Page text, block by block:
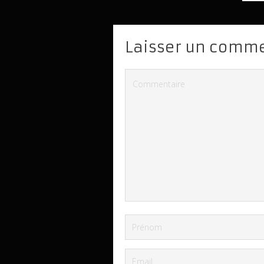
Laisser un